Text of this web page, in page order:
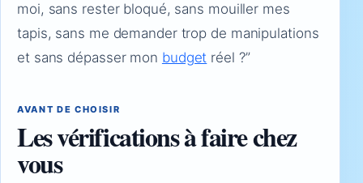
moi, sans rester bloqué, sans mouiller mes
tapis, sans me demander trop de manipulations
et sans dépasser mon budget réel ?”
AVANT DE CHOISIR
Les vérifications à faire chez
vous